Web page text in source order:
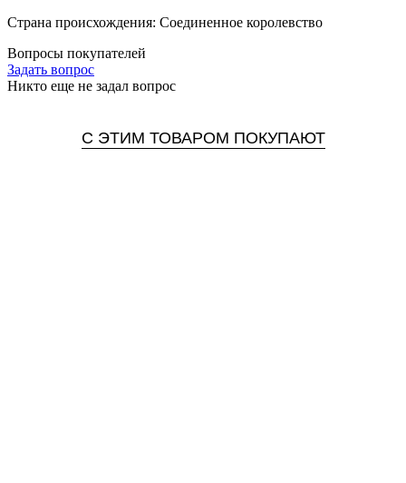
Страна происхождения: Соединенное королевство
Вопросы покупателей
Задать вопрос
Никто еще не задал вопрос
С ЭТИМ ТОВАРОМ ПОКУПАЮТ